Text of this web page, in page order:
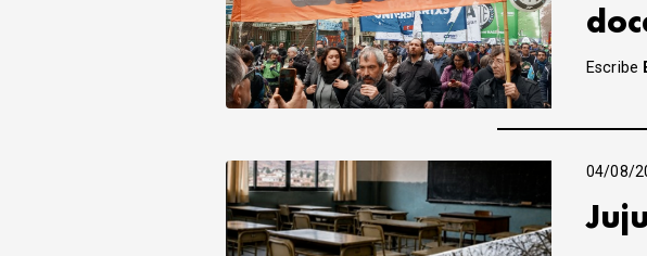
Escribe
04/08/